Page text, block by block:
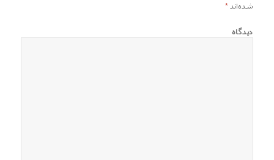
شده‌اند*
دیدگاه